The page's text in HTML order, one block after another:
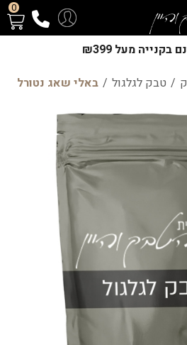
0
מעל ₪399
/ טבק לגלגול / באלי שאג נטורל